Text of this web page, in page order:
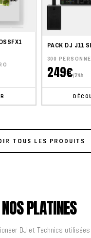
PACK DJ J11
300
249€/24h
TOUS LES PRODUITS
NOS PLATINES
DJ et Technics